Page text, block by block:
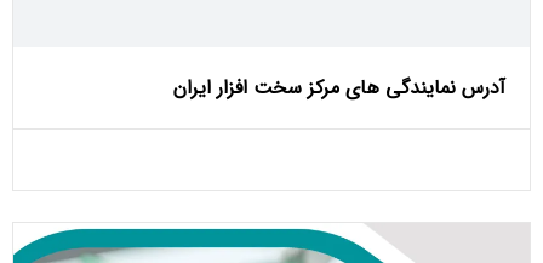
آدرس نمایندگی های مرکز سخت افزار ایران